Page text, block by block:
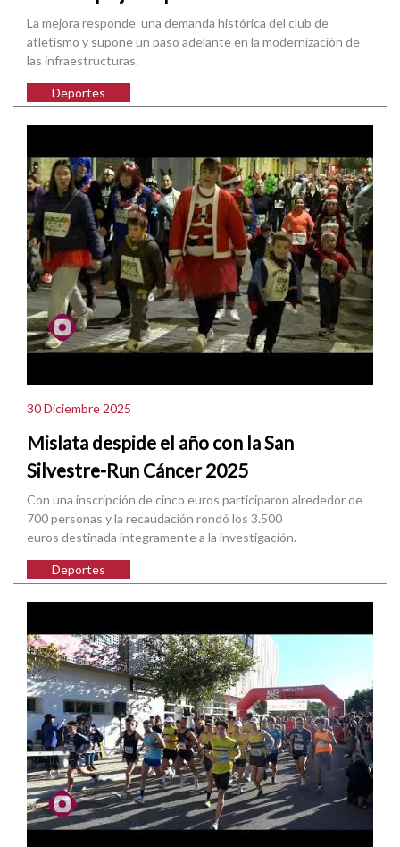
La mejora responde una demanda histórica del club de
atletismo y supone un paso adelante en la modernización de
las infraestructuras.
Deportes
30 Diciembre 2025
Mislata despide el año con la San
Silvestre-Run Cáncer 2025
Con una inscripción de cinco euros participaron alrededor de
700 personas y la recaudación rondó los 3.500
euros destinada íntegramente a la investigación.
Deportes